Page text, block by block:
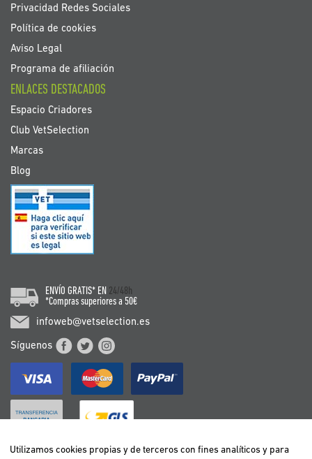
Privacidad Redes Sociales
Política de cookies
Aviso Legal
Programa de afiliación
ENLACES DESTACADOS
Espacio Criadores
Club VetSelection
Marcas
Blog
ENVÍO GRATIS* EN 24/48h
*Compras superiores a 50€
infoweb@vetselection.es
Síguenos
Utilizamos cookies propias y de terceros con fines analíticos y para